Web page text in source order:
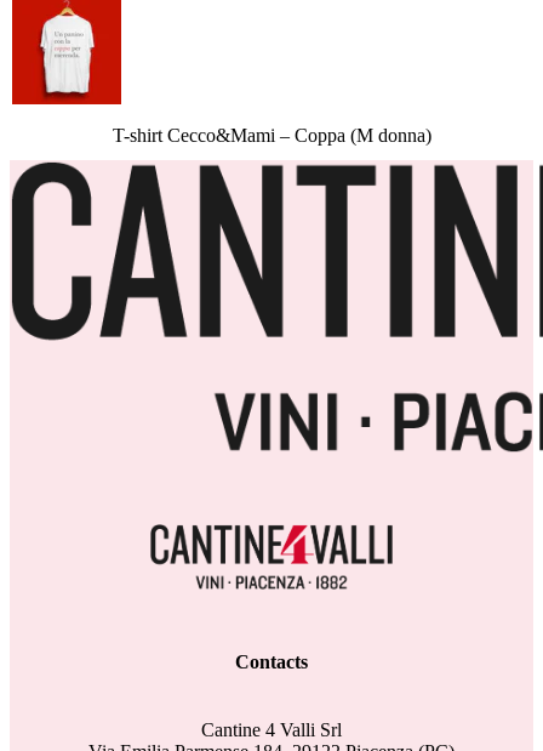
T-shirt Cecco&Mami – Coppa (M donna)
Contacts
Cantine 4 Valli Srl